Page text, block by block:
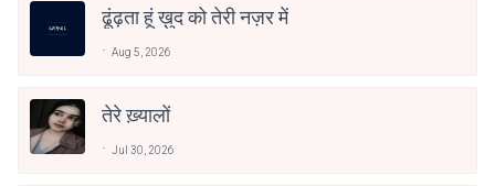
ढूंढ़ता हूं ख़ुद को तेरी नज़र में
Aug 5, 2026
तेरे ख़्यालों
Jul 30, 2026